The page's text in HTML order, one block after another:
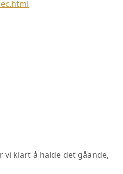
vi klart å halde det gåande,